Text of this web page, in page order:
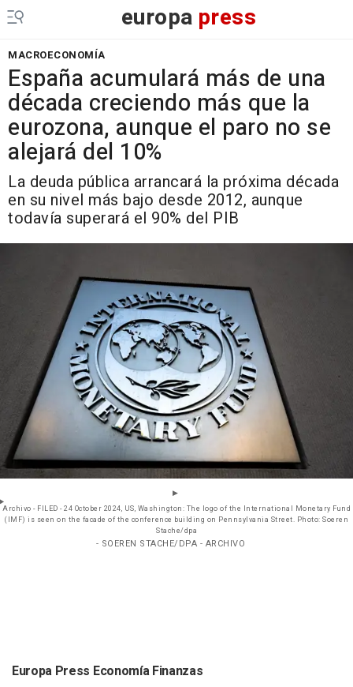
europa press
MACROECONOMÍA
España acumulará más de una
década creciendo más que la
eurozona, aunque el paro no se
alejará del 10%
La deuda pública arrancará la próxima década
en su nivel más bajo desde 2012, aunque
todavía superará el 90% del PIB
Archivo - FILED - 24 October 2024, US, Washington: The logo of the International Monetary Fund
(IMF) is seen on the facade of the conference building on Pennsylvania Street. Photo: Soeren
Stache/dpa
- SOEREN STACHE/DPA - ARCHIVO
Europa Press Economía Finanzas